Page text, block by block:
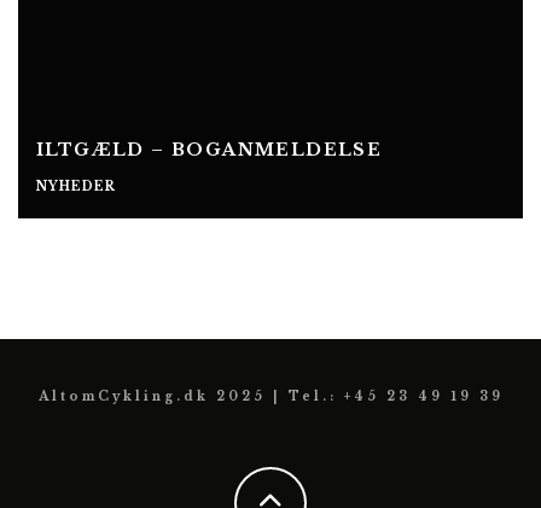
ILTGÆLD – BOGANMELDELSE
NYHEDER
AltomCykling.dk 2025 | Tel.: +45 23 49 19 39